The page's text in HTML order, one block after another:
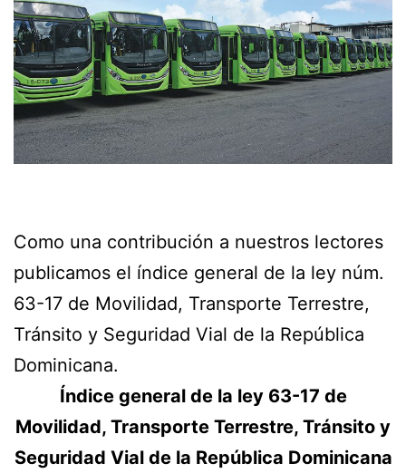
Como una contribución a nuestros lectores
publicamos el índice general de la ley núm.
63-17 de Movilidad, Transporte Terrestre,
Tránsito y Seguridad Vial de la República
Dominicana.
Índice general de la ley 63-17 de
Movilidad, Transporte Terrestre, Tránsito y
Seguridad Vial de la República Dominicana